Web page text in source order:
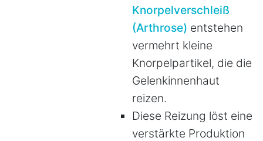
Knorpelverschleiß
(Arthrose) entstehen
vermehrt kleine
Knorpelpartikel, die die
Gelenkinnenhaut
reizen.
Diese Reizung löst eine
verstärkte Produktion